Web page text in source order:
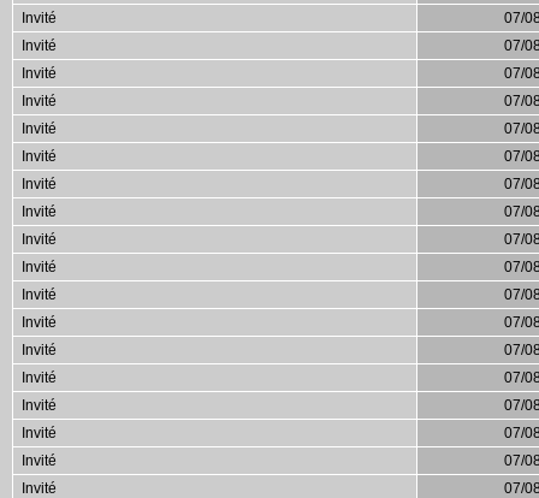
Invité
07/
Invité
07/
Invité
07/
Invité
07/
Invité
07/
Invité
07/
Invité
07/
Invité
07/
Invité
07/
Invité
07/
Invité
07/
Invité
07/
Invité
07/
Invité
07/
Invité
07/
Invité
07/
Invité
07/
Invité
07/